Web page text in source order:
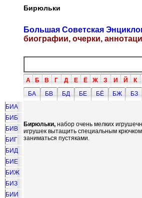
Бирюльки
Большая Советская
биографии, очерки,
А Б В Г Д Е Ё Ж З И Й К
БА
БВ БД БЕ БЁ БЖ БЗ
БИА
БИБ
БИВ
БИГ
БИД
БИЕ
БИЖ
БИЗ
БИИ
Бирюльки, набор очень мелких
игрушек вытащить специальным
заниматься пустяками.